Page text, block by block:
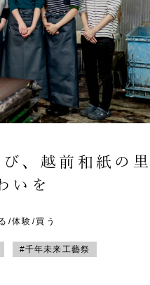
、越前和紙の
いを
/体験/買う
#千年未来工藝祭